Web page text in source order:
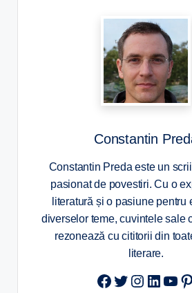
Constantin
Constantin Preda este un
pasionat de povestiri. Cu o
literatură și o pasiune pentru
diverselor teme, cuvintele sale
rezonează cu cititorii din
literare.
Twitter